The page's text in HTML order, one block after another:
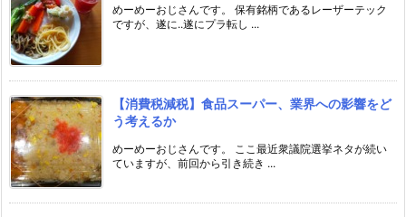
めーめーおじさんです。 保有銘柄であるレーザーテック
ですが、遂に..遂にプラ転し ...
【消費税減税】食品スーパー、業界への影響をど
う考えるか
めーめーおじさんです。 ここ最近衆議院選挙ネタが続い
ていますが、前回から引き続き ...